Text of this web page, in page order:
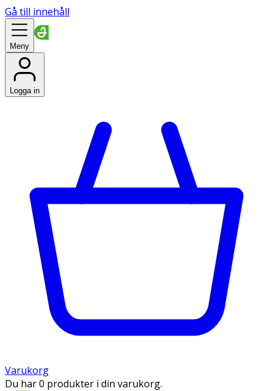
Gå till innehåll
Meny
Logga in
Varukorg
Du har 0 produkter i din varukorg.